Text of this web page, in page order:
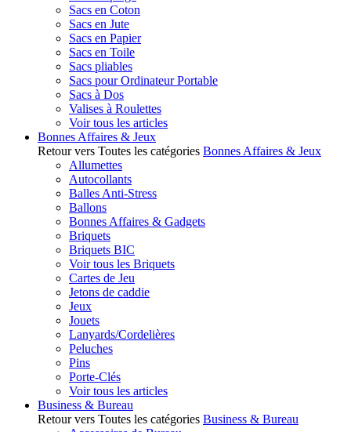
Sacs en Coton
Sacs en Jute
Sacs en Papier
Sacs en Toile
Sacs pliables
Sacs pour Ordinateur Portable
Sacs à Dos
Valises à Roulettes
Voir tous les articles
Bonnes Affaires & Jeux
Retour vers Toutes les catégories Bonnes Affaires & Jeux
Allumettes
Autocollants
Balles Anti-Stress
Ballons
Bonnes Affaires & Gadgets
Briquets
Briquets BIC
Voir tous les Briquets
Cartes de Jeu
Jetons de caddie
Jeux
Jouets
Lanyards/Cordelières
Peluches
Pins
Porte-Clés
Voir tous les articles
Business & Bureau
Retour vers Toutes les catégories Business & Bureau